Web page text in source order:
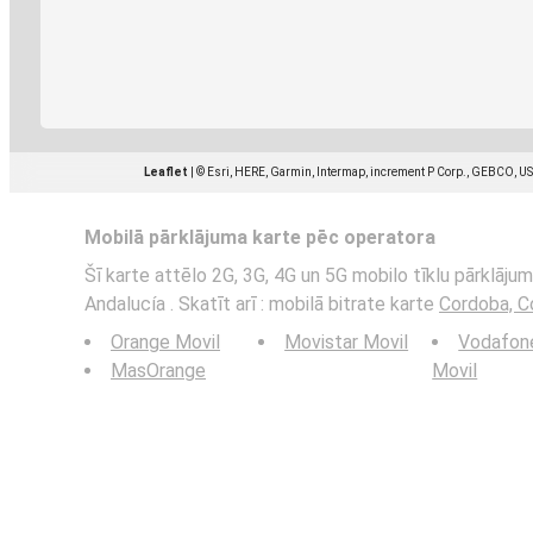
Leaflet © Esri, HERE, Garmin, Intermap, increment P Corp., GEBCO,
Mobilā pārklājuma karte pēc operatora
Šī karte attēlo 2G, 3G, 4G un 5G mobilo tīklu
Andalucía . Skatīt arī : mobilā bitrate karte Cordoba,
Orange Movil
MasOrange
Movistar Movil
Movil